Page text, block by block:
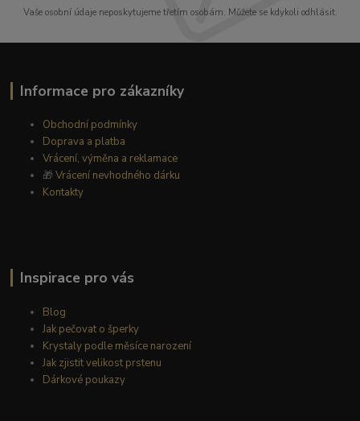
Vaše osobní údaje neposkytujeme třetím osobám. Můžete se kdykoli odhlásit.
Informace pro zákazníky
Obchodní podmínky
Doprava a platba
Vrácení, výměna a reklamace
🎁Vrácení nevhodného dárku
Kontakty
Inspirace pro vás
Blog
Jak pečovat o šperky
Krystaly podle měsíce narození
Jak zjistit velikost prstenu
Dárkové poukazy